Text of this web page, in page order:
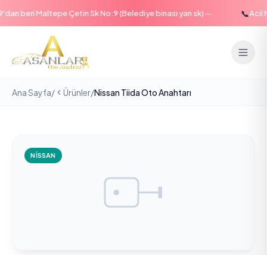
beri Maltepe Çetin Sk No:9 (Belediye binası yan sk)— Acil
Ana Sayfa/ Ürünler/Nissan Tiida Oto Anahtarı
NISSAN